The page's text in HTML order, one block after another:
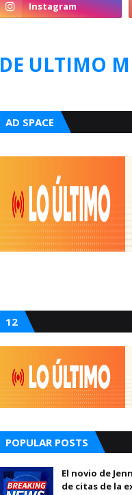
DE ULTIMO
AD SPACE
12
POPULAR POSTS
El novio de
de citas de la